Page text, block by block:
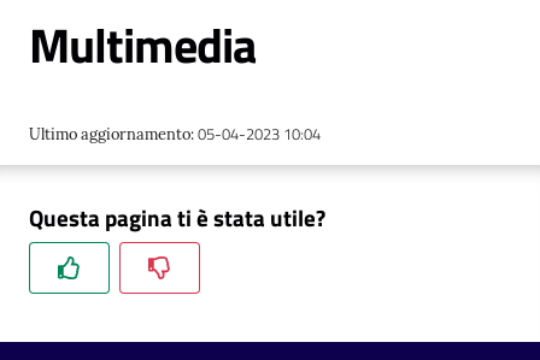
Multimedia
Ultimo aggiornamento:05-04-2023 10:04
Questa pagina ti è stata utile?